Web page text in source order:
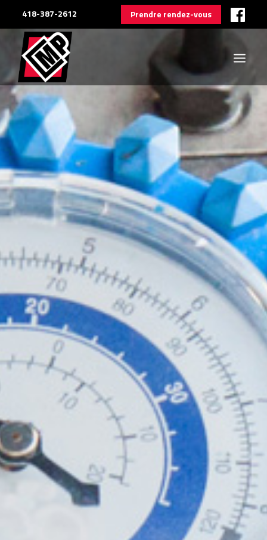
418-387-2612 Prendre rendez-vous
À PROPOS
SERVICES
NOUVELLES
NOUS JOINDRE